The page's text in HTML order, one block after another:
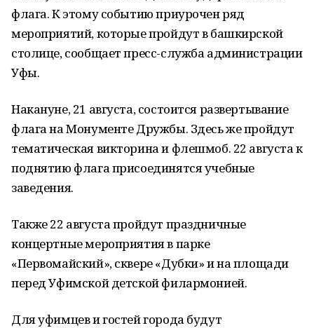
флага. К этому событию приурочен ряд
мероприятий, которые пройдут в башкирской
столице, сообщает пресс-служба администрации
Уфы.
Накануне, 21 августа, состоится развертывание
флага на Монументе Дружбы. Здесь же пройдут
тематическая викторина и флешмоб. 22 августа к
поднятию флага присоединятся учебные
заведения.
Также 22 августа пройдут праздничные
концертные мероприятия в парке
«Первомайский», сквере «Дубки» и на площади
перед Уфимской детской филармонией.
Для уфимцев и гостей города будут